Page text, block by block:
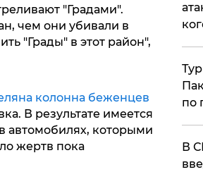
"Градами".
чем они убивали в
"Грады" в этот район",
колонна беженцев
В результате имеется
автомобилях, которыми
жертв пока
по
В